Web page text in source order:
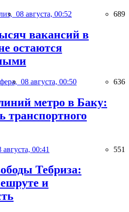
08 августа, 00:52 689
вакансий в
остаются
08 августа, 00:50 636
метро в Баку:
транспортного
августа, 00:41 551
Тебриза:
и